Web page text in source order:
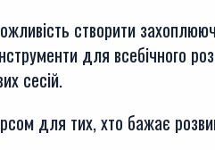
створити
для всебічного
сесій.
для тих, хто бажає